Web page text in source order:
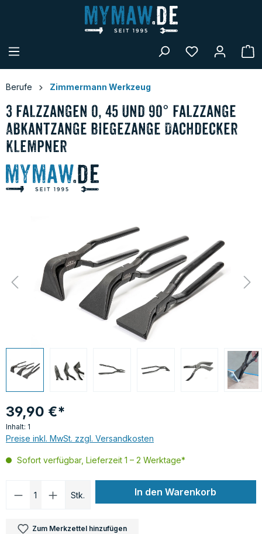
Berufe Zimmermann Werkzeug
3 Falzzangen 0, 45 und 90° Falzzange
Abkantzange Biegezange Dachdecker
Klempner
39,90 €*
Inhalt: 1
Preise inkl. MwSt. zzgl. Versandkosten
Sofort verfügbar, Lieferzeit 1 – 2 Werktage*
Produkt Anzahl: Gib den gewünschten
Stk. In den Warenkorb
Zum Merkzettel hinzufügen